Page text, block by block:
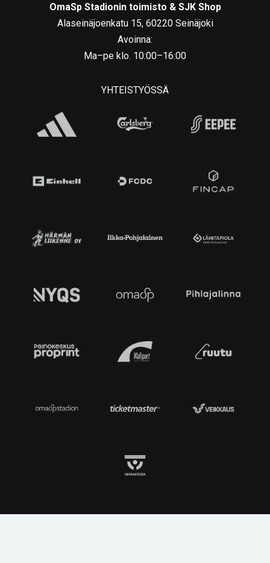
OmaSp Stadionin toimisto & SJK Shop
Alaseinäjoenkatu 15, 60220 Seinäjoki
Avoinna:
Ma–pe klo. 10:00–16:00
YHTEISTYÖSSÄ